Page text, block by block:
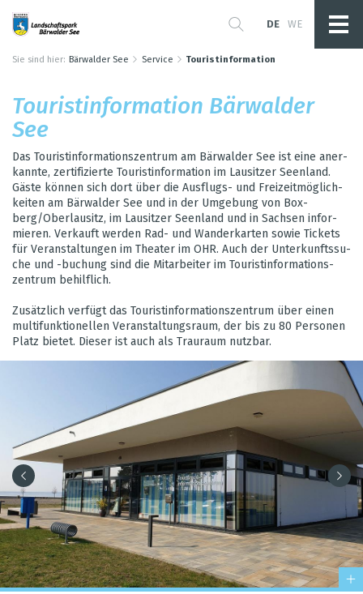
DE WE
Sie sind hier: Bärwalder See Service Touristinformation
Tou­rist­in­for­ma­tion Bär­wal­der
See
Das Tou­rist­in­for­ma­ti­ons­zen­trum am Bär­wal­der See ist eine aner­
kannte, zer­ti­fi­zierte Tou­rist­in­for­ma­tion im Lau­sit­zer Seen­land.
Gäste kön­nen sich dort über die Aus­flugs- und Frei­zeit­mög­lich­
kei­ten am Bär­wal­der See und in der Umge­bung von Box­
berg/Ober­lau­sitz, im Lau­sit­zer Seen­land und in Sach­sen infor­
mie­ren. Ver­kauft wer­den Rad- und Wan­der­kar­ten sowie Tickets
für Ver­an­stal­tun­gen im Thea­ter im OHR. Auch der Unter­kunfts­su­
che und -buchung sind die Mit­ar­bei­ter im Tou­rist­in­for­ma­ti­ons­
zen­trum behilf­lich.
Zusätz­lich ver­fügt das Tou­rist­in­for­ma­ti­ons­zen­trum über einen
mul­ti­funk­tio­nel­len Ver­an­stal­tungs­raum, der bis zu 80 Per­so­nen
Platz bie­tet. Die­ser ist auch als Trau­raum nutz­bar.